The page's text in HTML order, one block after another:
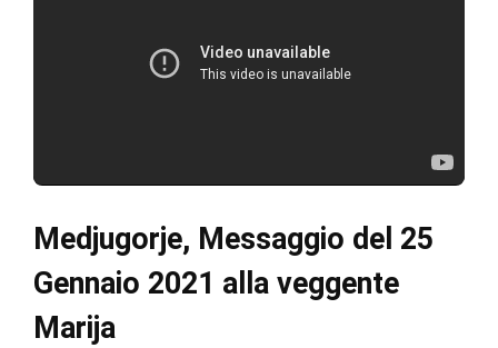
Medjugorje, Messaggio del 25
Gennaio 2021 alla veggente
Marija